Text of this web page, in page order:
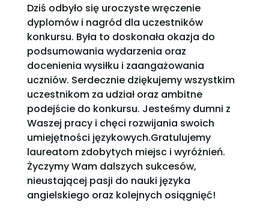
Dziś odbyło się uroczyste wręczenie
dyplomów i nagród dla uczestników
konkursu. Była to doskonała okazja do
podsumowania wydarzenia oraz
docenienia wysiłku i zaangażowania
uczniów. Serdecznie dziękujemy wszystkim
uczestnikom za udział oraz ambitne
podejście do konkursu. Jesteśmy dumni z
Waszej pracy i chęci rozwijania swoich
umiejętności językowych.Gratulujemy
laureatom zdobytych miejsc i wyróżnień.
Życzymy Wam dalszych sukcesów,
nieustającej pasji do nauki języka
angielskiego oraz kolejnych osiągnięć!